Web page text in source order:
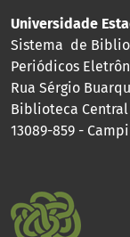
Universidade
Sistema de
Periódicos
Rua Sérgio
Biblioteca Central
13089-859 -